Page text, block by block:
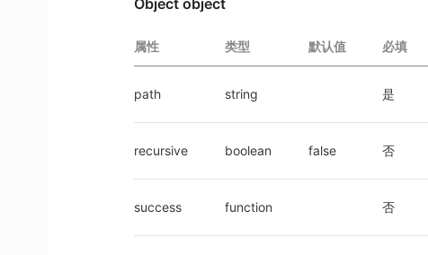
Object object
属性 类型 默认值 必填
path string 是
recursive boolean false 否
success function 否